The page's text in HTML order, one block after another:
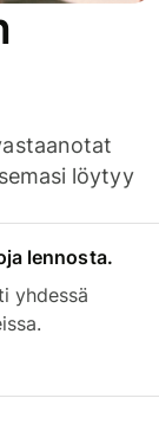
löytyy
lennosta.
yhdessä